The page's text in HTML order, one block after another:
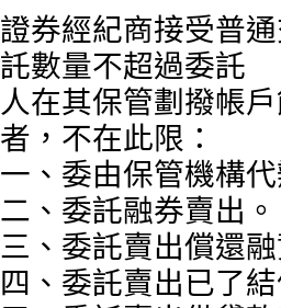
證券經紀商接受普
託數量不超過委託
人在其保管劃撥帳
者，不在此限：
一、委由保管機構
二、委託融券賣出。
三、委託賣出償還
四、委託賣出已了